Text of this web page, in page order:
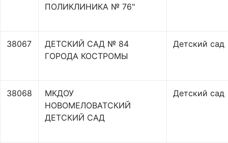
ПОЛИКЛИНИКА № 76"
38067
ДЕТСКИЙ САД № 84
ГОРОДА КОСТРОМЫ
Детский сад
38068
МКДОУ
НОВОМЕЛОВАТСКИЙ
ДЕТСКИЙ САД
Детский сад